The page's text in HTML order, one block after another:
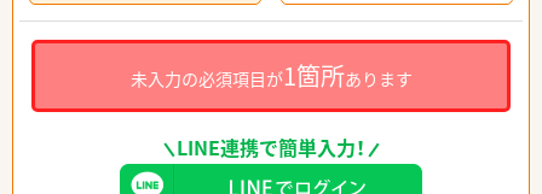
未入力の必須項目が1箇所あります
LINE連携で簡単入力！